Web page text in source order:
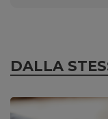
DALLA